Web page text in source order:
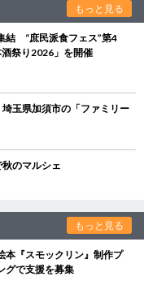
もっと見る
結 “庶民派食フェス”第4
祭り2026」を開催
玉県加須市の「ファミリー
のマルシェ
もっと見る
本『スモックリン』制作プ
グで支援を募集